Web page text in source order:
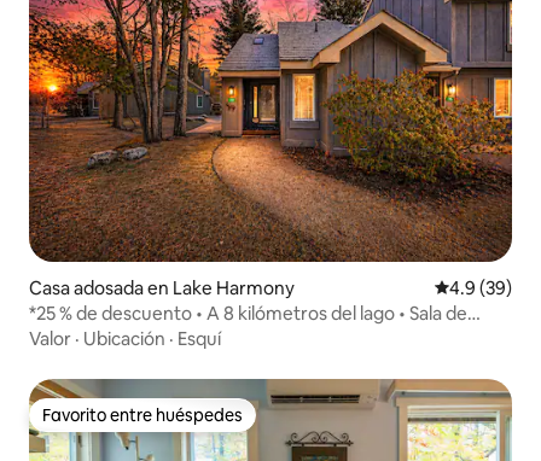
Casa adosada en Lake Harmony Calificación
4.9 (39)
*25 % de descuento • A 8 kilómetros del lago • Sala de
juegos · Vista al estanque*
Valor · Ubicación · Esquí
Favorito entre huéspedes
Favorito entre huéspedes